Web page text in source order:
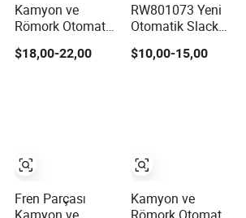
Kamyon ve
Römork Otomatik
Fren Ayarlayıcı,
OEM Standardı
$18,00-22,00
Fren Parçası
RW801073 Yeni
Otomatik Slack
Ayarlayıcı
Kamyon ve
$10,00-15,00
Kamyon ve